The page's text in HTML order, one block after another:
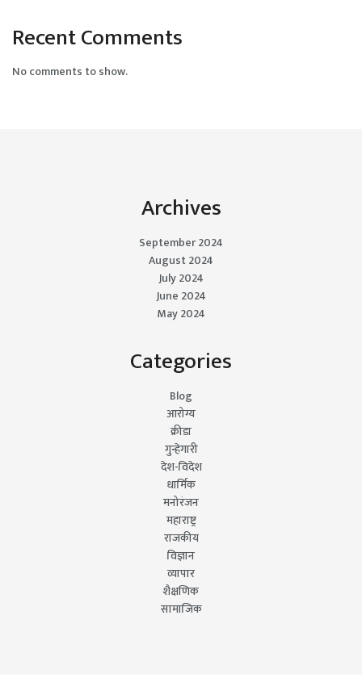
Recent Comments
No comments to show.
Archives
September 2024
August 2024
July 2024
June 2024
May 2024
Categories
Blog
आरोग्य
क्रीडा
गुन्हेगारी
देश-विदेश
धार्मिक
मनोरंजन
महाराष्ट्र
राजकीय
विज्ञान
व्यापार
शैक्षणिक
सामाजिक